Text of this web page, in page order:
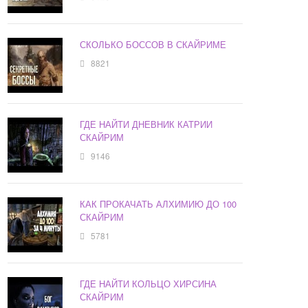
СКОЛЬКО БОССОВ В СКАЙРИМЕ
8821
ГДЕ НАЙТИ ДНЕВНИК КАТРИИ
СКАЙРИМ
9146
КАК ПРОКАЧАТЬ АЛХИМИЮ ДО 100
СКАЙРИМ
5781
ГДЕ НАЙТИ КОЛЬЦО ХИРСИНА
СКАЙРИМ